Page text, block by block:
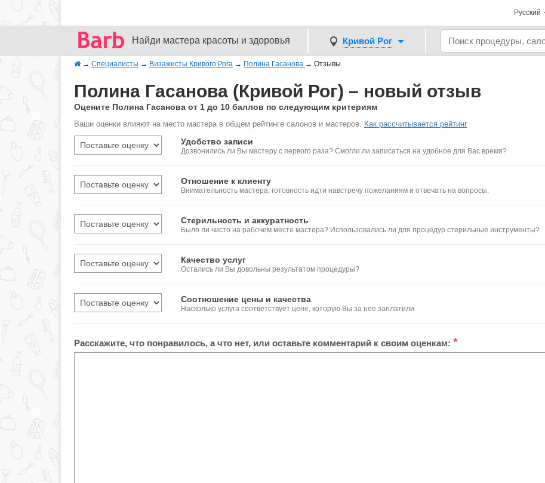
Русский
Найди мастера красоты и здоровья Кривой Рог
→ Специалисты → Визажисты Кривого Рога → Полина Гасанова → Отзывы
Полина Гасанова (Кривой Рог) – новый отзыв
Оцените Полина Гасанова от 1 до 10 баллов по следующим критериям
Ваши оценки влияют на место мастера в общем рейтинге салонов и мастеров. Как рассчитывается рейтинг
Удобство записи
Дозвонились ли Вы мастеру с первого раза? Смогли ли записаться на удобное для Вас время?
Отношение к клиенту
Внимательность мастера, готовность идти навстречу пожеланиям и отвечать на вопросы.
Стерильность и аккуратность
Было ли чисто на рабочем месте мастера? Использовались ли для процедур стерильные инструменты?
Качество услуг
Остались ли Вы довольны результатом процедуры?
Соотношение цены и качества
Насколько услуга соответствует цене, которую Вы за нее заплатили
Расскажите, что понравилось, а что нет, или оставьте комментарий к своим оценкам: *